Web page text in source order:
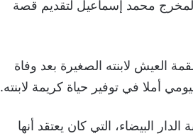
محمد إسماعيل لتقديم قصة
العيش لابنته الصغيرة بعد وفاة
أملا في توفير حياة كريمة لابنته.
البيضاء، التي كان يعتقد أنها